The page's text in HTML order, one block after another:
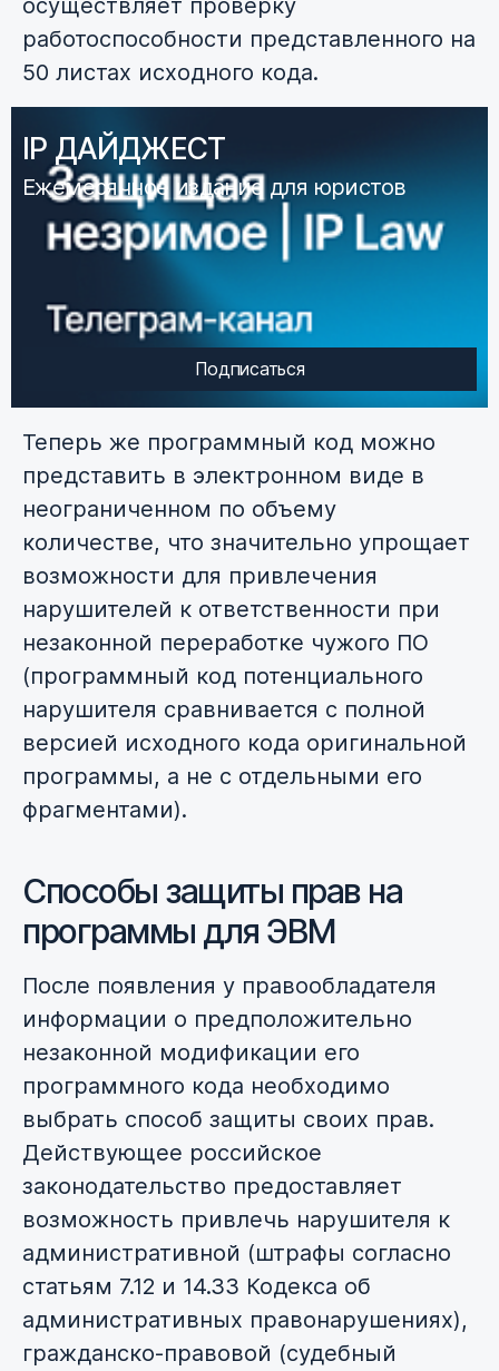
осуществляет проверку
работоспособности представленного на
50 листах исходного кода.
IP ДАЙДЖЕСТ
Ежемесячное издание для юристов
Подписаться
Теперь же программный код можно
представить в электронном виде в
неограниченном по объему
количестве, что значительно упрощает
возможности для привлечения
нарушителей к ответственности при
незаконной переработке чужого ПО
(программный код потенциального
нарушителя сравнивается с полной
версией исходного кода оригинальной
программы, а не с отдельными его
фрагментами).
Способы защиты прав на
программы для ЭВМ
После появления у правообладателя
информации о предположительно
незаконной модификации его
программного кода необходимо
выбрать способ защиты своих прав.
Действующее российское
законодательство предоставляет
возможность привлечь нарушителя к
административной (штрафы согласно
статьям 7.12 и 14.33 Кодекса об
административных правонарушениях),
гражданско-правовой (судебный